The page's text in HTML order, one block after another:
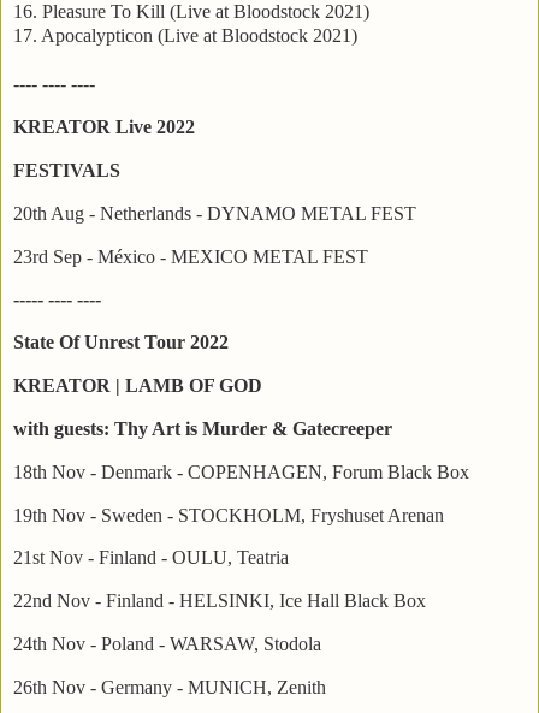
16. Pleasure To Kill (Live at Bloodstock 2021)
17. Apocalypticon (Live at Bloodstock 2021)
---- ---- ----
KREATOR Live 2022
FESTIVALS
20th Aug - Netherlands - DYNAMO METAL FEST
23rd Sep - México - MEXICO METAL FEST
----- ---- ----
State Of Unrest Tour 2022
KREATOR | LAMB OF GOD
with guests: Thy Art is Murder & Gatecreeper
18th Nov - Denmark - COPENHAGEN, Forum Black Box
19th Nov - Sweden - STOCKHOLM, Fryshuset Arenan
21st Nov - Finland - OULU, Teatria
22nd Nov - Finland - HELSINKI, Ice Hall Black Box
24th Nov - Poland - WARSAW, Stodola
26th Nov - Germany - MUNICH, Zenith